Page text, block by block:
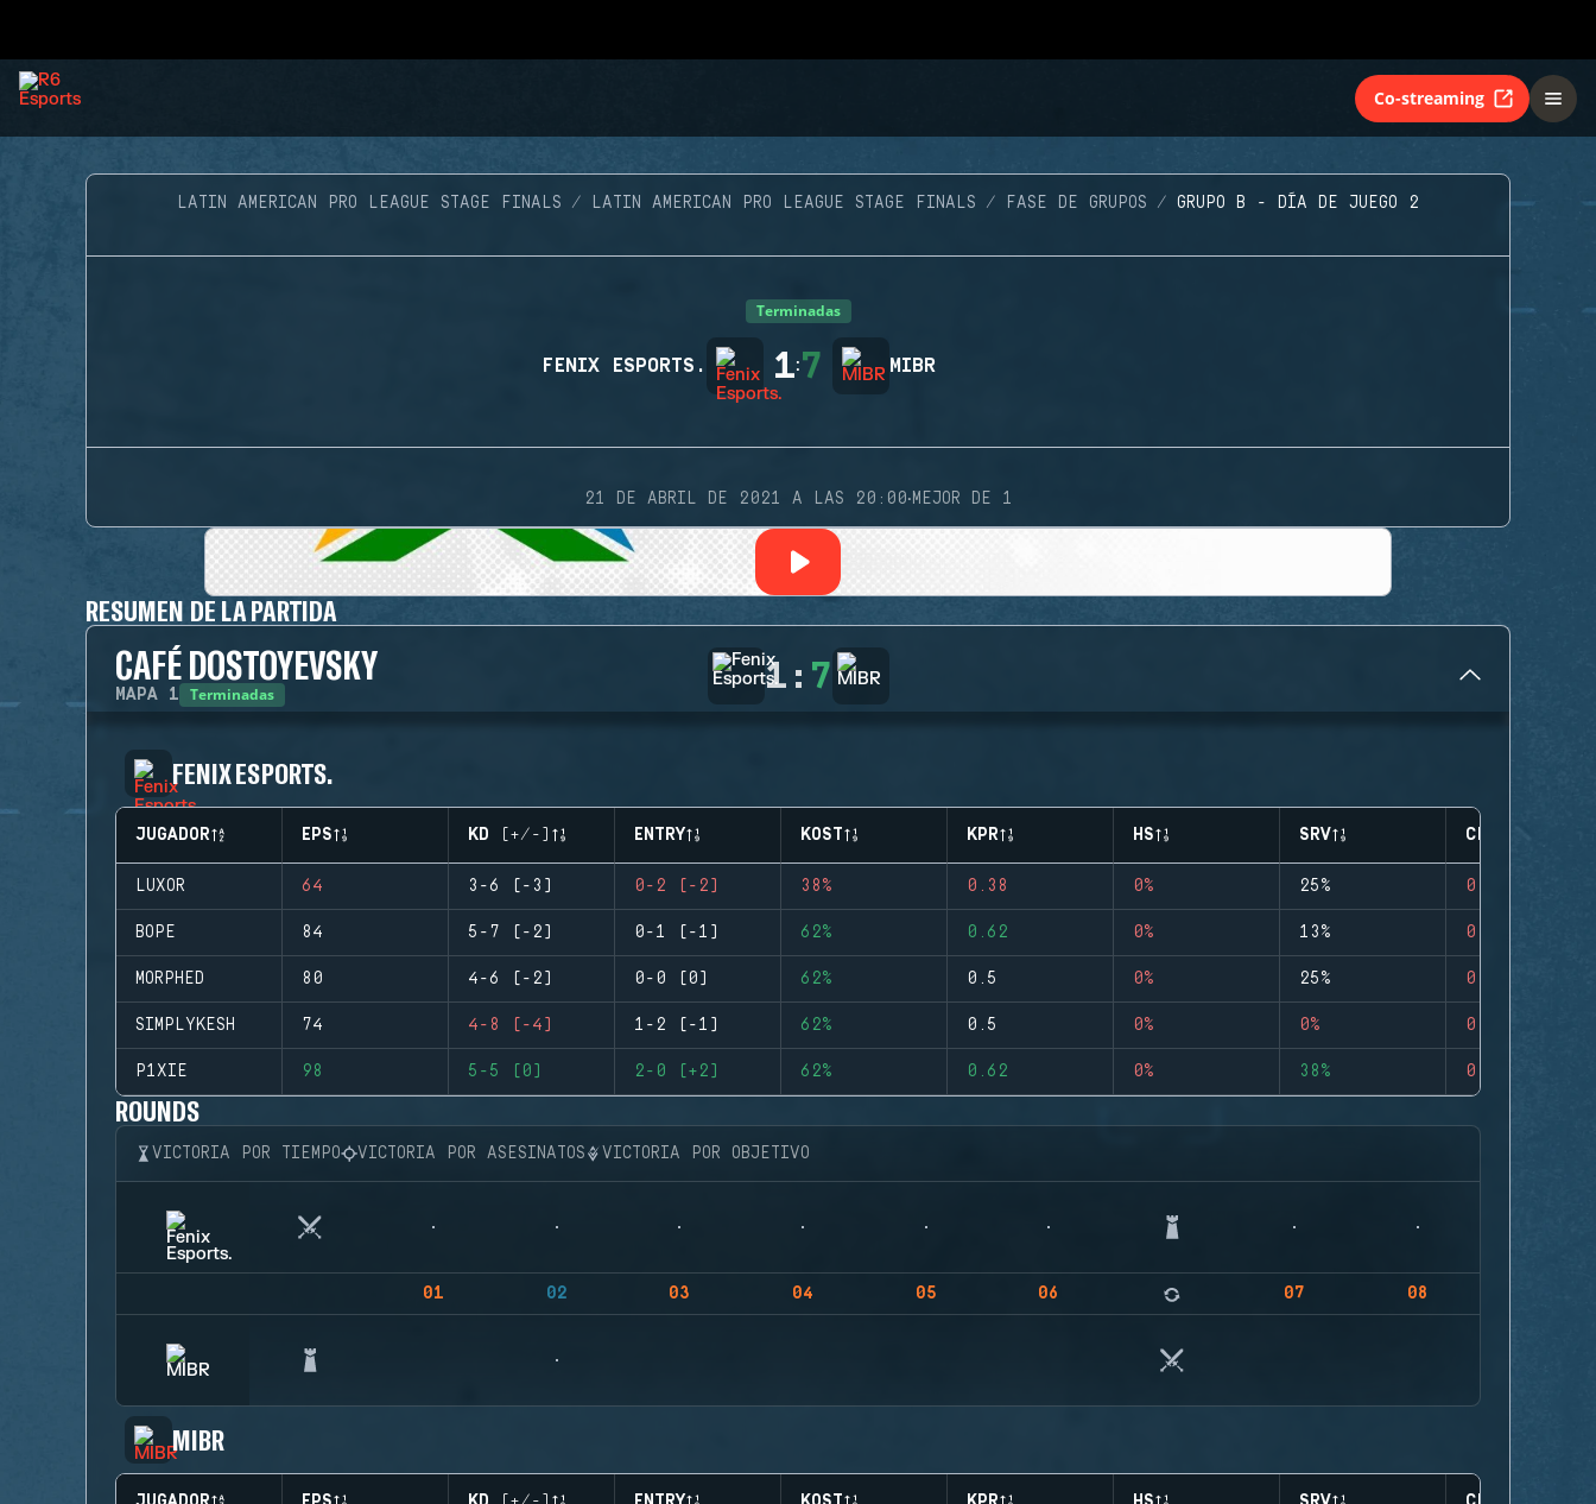
Co-streaming
LATIN AMERICAN PRO LEAGUE STAGE FINALS LATIN AMERICAN PRO LEAGUE STAGE FINALS FASE DE GRUPOS GRUPO B - DÍA DE JUEGO 2
Terminadas
FENIX ESPORTS. 1:7 MIBR
21 DE ABRIL DE 2021 A LAS 20:00·MEJOR DE 1
RESUMEN DE LA PARTIDA
CAFÉ DOSTOYEVSKY
MAPA 1 Terminadas 1 : 7
FENIX ESPORTS.
JUGADOR EPS KD (+/-) ENTRY KOST KPR HS SRV CLUTCHES
LUXOR 64 3-6 (-3) 0-2 (-2) 38% 0.38 0% 25% 0
BOPE 84 5-7 (-2) 0-1 (-1) 62% 0.62 0% 13% 0
MORPHED 80 4-6 (-2) 0-0 (0) 62% 0.5 0% 25% 0
SIMPLYKESH 74 4-8 (-4) 1-2 (-1) 62% 0.5 0% 0% 0
P1XIE 98 5-5 (0) 2-0 (+2) 62% 0.62 0% 38% 0
ROUNDS
VICTORIA POR TIEMPO VICTORIA POR ASESINATOS VICTORIA POR OBJETIVO
01 02 03 04 05 06 07 08
MIBR